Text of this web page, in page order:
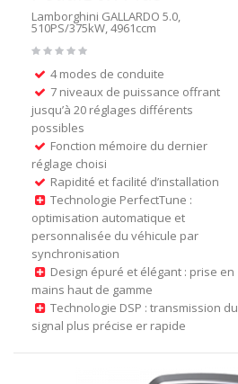
Lamborghini GALLARDO 5.0,
510PS/375kW, 4961ccm
4 modes de conduite
7 niveaux de puissance offrant
jusqu’à 20 réglages différents
possibles
Fonction mémoire du dernier
réglage choisi
Rapidité et facilité d’installation
Technologie PerfectTune :
optimisation automatique et
personnalisée du véhicule par
synchronisation
Design épuré et élégant : prise en
mains haut de gamme
Technologie DSP : transmission du
signal plus précise er rapide